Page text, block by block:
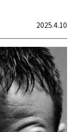
2025.4.10